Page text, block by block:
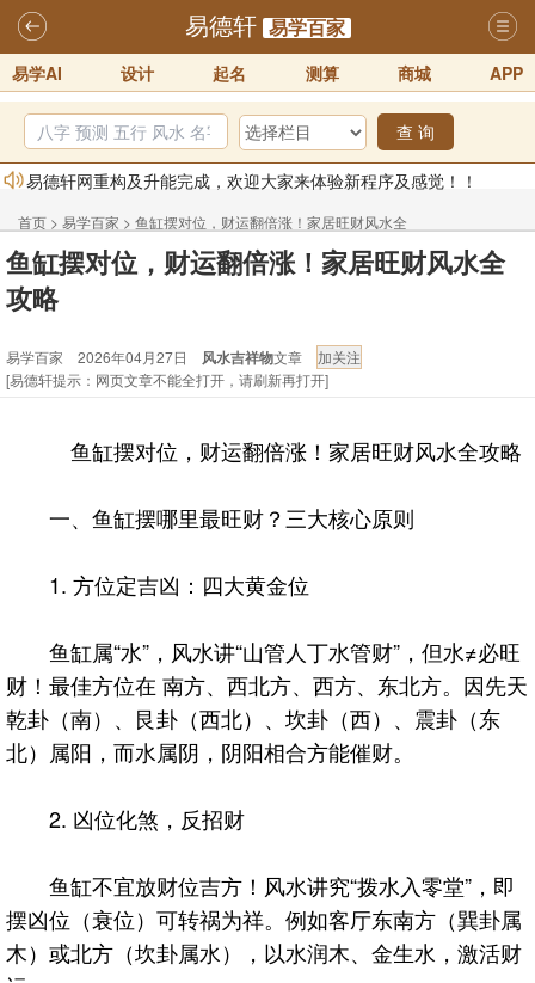
易德轩 易学百家
易学AI 设计 起名 测算 商城 APP
查 询
易德轩网重构及升能完成，欢迎大家来体验新程序及感觉！！
2025-07-01
2026年化太岁锦囊属马、鼠、牛、龙、兔、狗、鸡生肖化太岁开始预
订！！
易德轩首席风水大师铁笔居士简介！！
2021-9-2
易德轩通告：本网站易德轩商标及LOGO注册声明
体验！！
2025-07-01
首页 > 易学百家 > 鱼缸摆对位，财运翻倍涨！家居旺财风水全
攻略
鱼缸摆对位，财运翻倍涨！家居旺财风水全
攻略
易学百家 2026年04月27日 风水吉祥物文章
[易德轩提示：网页文章不能全打开，请刷新再打开]
鱼缸摆对位，财运翻倍涨！家居旺财风水全攻略
一、鱼缸摆哪里最旺财？三大核心原则
1. 方位定吉凶：四大黄金位
鱼缸属“水”，风水讲“山管人丁水管财”，但水≠必旺
财！最佳方位在 南方、西北方、西方、东北方。因先天
乾卦（南）、艮卦（西北）、坎卦（西）、震卦（东
北）属阳，而水属阴，阴阳相合方能催财。
2. 凶位化煞，反招财
鱼缸不宜放财位吉方！风水讲究“拨水入零堂”，即
摆凶位（衰位）可转祸为祥。例如客厅东南方（巽卦属
木）或北方（坎卦属水），以水润木、金生水，激活财